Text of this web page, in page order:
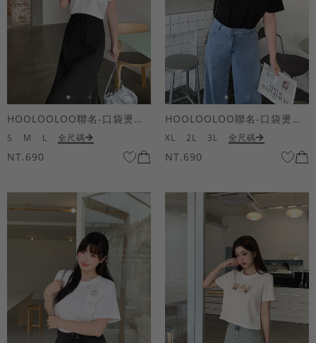
HOOLOOLOO聯名-口袋燙金KUKU熊短袖上衣
S M L 全尺碼
NT.690
HOOLOOLOO聯名-口袋燙金KUKU熊短袖上衣
XL 2L 3L 全尺碼
NT.690